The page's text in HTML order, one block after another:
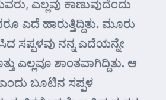
ಎಲ್ಲವು ಕಾಣುವುದೆಂದು
ಎದೆ ಹಾರುತ್ತಿದ್ದಿತು. ಮೂರು
ಸಪ್ಪಳವು ನನ್ನ ಎದೆಯನ್ನೇ
ಎಲ್ಲವೂ ಶಾಂತವಾಗಿದ್ದಿತು. ಆ
ಬೂಟಿನ ಸಪ್ಪಳ